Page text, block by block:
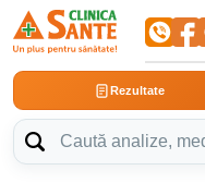
Rezultate